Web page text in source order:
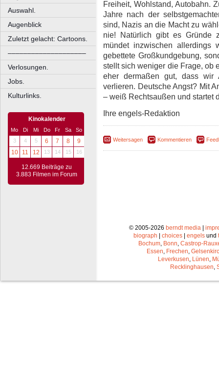
Auswahl.
Augenblick
Zuletzt gelacht: Cartoons.
––––––––––––––––––––
Verlosungen.
Jobs.
Kulturlinks.
Kinokalender
Mo Di Mi Do Fr Sa
So
3
4 5 6 7 8
9
10
11 12 13 14 15 16
12.669 Beiträge zu
3.883 Filmen im Forum
Freiheit, Wohlstand, Autobahn.
Jahre nach der
sind, Nazis an die Macht zu
nie! Natürlich gibt es Gründe
mündet inzwischen allerdings
gebettete Großkundgebung,
stellt sich weniger die Frage, ob
eher dermaßen gut, dass wir
verlieren. Deutsche Angst? Mit
– weiß Rechtsaußen und startet
Ihre engels-Redaktion
Weitersagen Kommentieren
© 2005-2026 berndt media|
biograph
choices engels und
Bochum, Bonn, Castrop-
Essen, Frechen,
Leverkusen, Lünen,
Recklinghausen,